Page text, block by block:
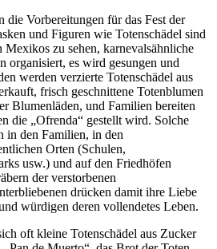
Vorbereitungen für das Fest der
und Figuren wie Totenschädel sind
zu sehen, karnevalsähnliche
organisiert, es wird gesungen und
werden verzierte Totenschädel aus
frisch geschnittene Totenblumen
Blumenläden, und Familien bereiten
die „Ofrenda“ gestellt wird. Solche
in den Familien, in den
Orten (Schulen,
usw.) und auf den Friedhöfen
der verstorbenen
drücken damit ihre Liebe
würdigen deren vollendetes Leben.
oft kleine Totenschädel aus Zucker